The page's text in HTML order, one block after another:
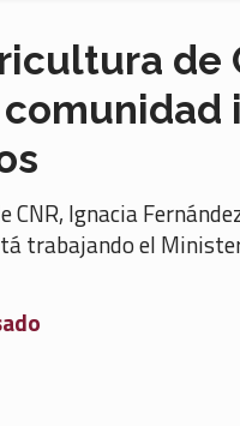
de
Ignacia
trabajando el